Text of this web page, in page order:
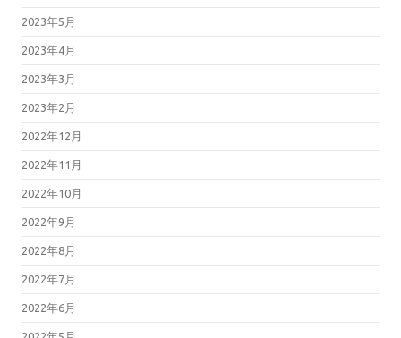
2023年5月
2023年4月
2023年3月
2023年2月
2022年12月
2022年11月
2022年10月
2022年9月
2022年8月
2022年7月
2022年6月